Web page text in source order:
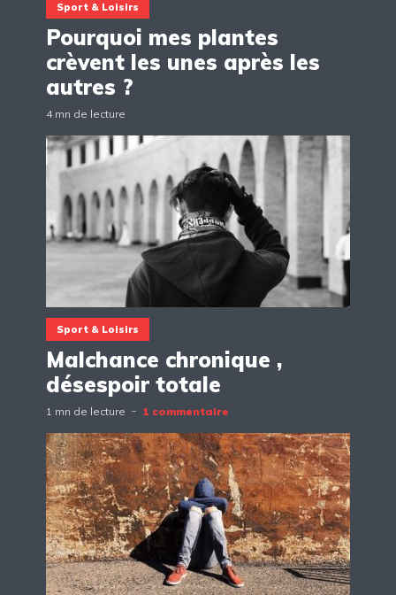
Sport & Loisirs
Pourquoi mes plantes
crèvent les unes après les
autres ?
4 mn de lecture
Sport & Loisirs
Malchance chronique ,
désespoir totale
1 mn de lecture 1 commentaire